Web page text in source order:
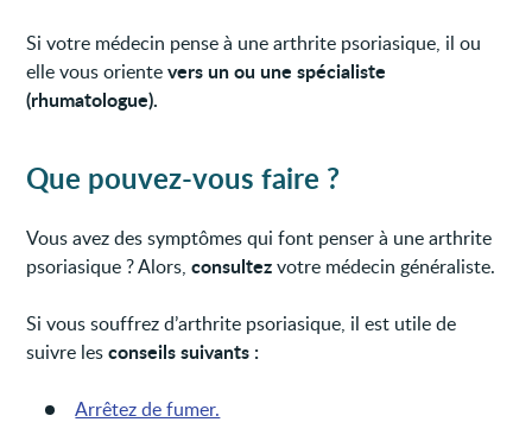
Si votre médecin pense à une arthrite psoriasique, il ou
elle vous orientevers un ou une spécialiste
(rhumatologue).
Que pouvez-vous faire ?
Vous avez des symptômes qui font penser à une arthrite
psoriasique ? Alors,consultezvotre médecin généraliste.
Si vous souffrez d’arthrite psoriasique, il est utile de
suivre lesconseils suivants :
Arrêtez de fumer.